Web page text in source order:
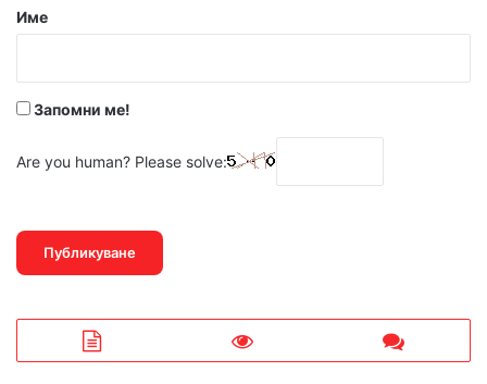
р
Име
Запомни ме!
Are you human? Please solve: